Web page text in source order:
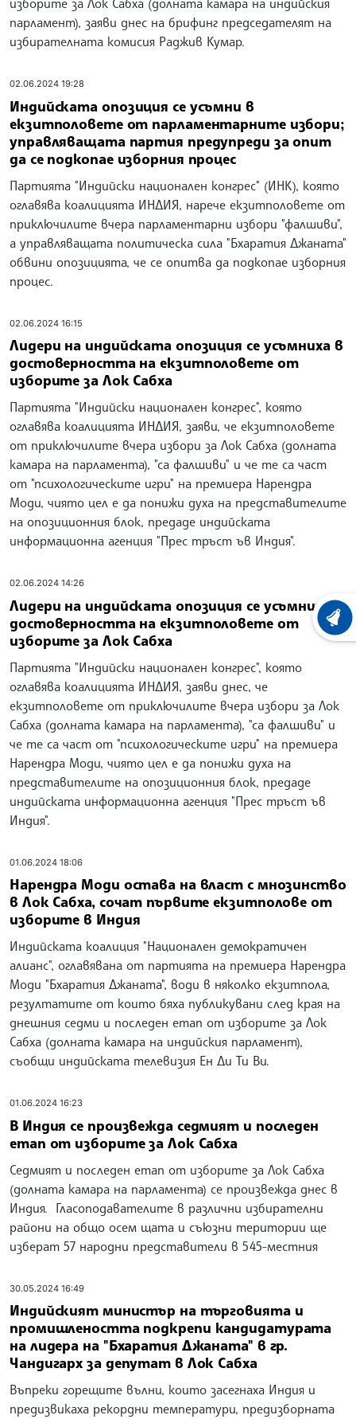
изборите за Лок Сабха (долната камара на индийския
парламент), заяви днес на брифинг председателят на
избирателната комисия Раджив Кумар.
02.06.2024 19:28
Индийската опозиция се усъмни в
екзитполовете от парламентарните избори;
управляващата партия предупреди за опит
да се подкопае изборния процес
Партията "Индийски национален конгрес" (ИНК), която
оглавява коалицията ИНДИЯ, нарече екзитполовете от
приключилите вчера парламентарни избори "фалшиви",
а управляващата политическа сила "Бхаратия Джаната"
обвини опозицията, че се опитва да подкопае изборния
процес.
02.06.2024 16:15
Лидери на индийската опозиция се усъмниха в
достоверността на екзитполовете от
изборите за Лок Сабха
Партията "Индийски национален конгрес", която
оглавява коалицията ИНДИЯ, заяви, че екзитполовете
от приключилите вчера избори за Лок Сабха (долната
камара на парламента), "са фалшиви" и че те са част
от "психологическите игри" на премиера Нарендра
Моди, чиято цел е да понижи духа на представителите
на опозиционния блок, предаде индийската
информационна агенция "Прес тръст ъв Индия".
02.06.2024 14:26
Лидери на индийската опозиция се усъмниха в
достоверността на екзитполовете от
изборите за Лок Сабха
Партията "Индийски национален конгрес", която
оглавява коалицията ИНДИЯ, заяви днес, че
екзитполовете от приключилите вчера избори за Лок
Сабха (долната камара на парламента), "са фалшиви" и
че те са част от "психологическите игри" на премиера
Нарендра Моди, чиято цел е да понижи духа на
представителите на опозиционния блок, предаде
индийската информационна агенция "Прес тръст ъв
Индия".
01.06.2024 18:06
Нарендра Моди остава на власт с мнозинство
в Лок Сабха, сочат първите екзитполове от
изборите в Индия
Индийската коалиция "Национален демократичен
алианс", оглавявана от партията на премиера Нарендра
Моди "Бхаратия Джаната", води в няколко екзитпола,
резултатите от които бяха публикувани след края на
днешния седми и последен етап от изборите за Лок
Сабха (долната камара на индийския парламент),
съобщи индийската телевизия Ен Ди Ти Ви.
01.06.2024 16:23
В Индия се произвежда седмият и последен
етап от изборите за Лок Сабха
Седмият и последен етап от изборите за Лок Сабха
(долната камара на парламента) се произвежда днес в
Индия. Гласоподавателите в различни избирателни
райони на общо осем щата и съюзни територии ще
изберат 57 народни представители в 545-местния
30.05.2024 16:49
Индийският министър на търговията и
промишлеността подкрепи кандидатурата
на лидера на "Бхаратия Джаната" в гр.
Чандигарх за депутат в Лок Сабха
Въпреки горещите вълни, които засегнаха Индия и
предизвикаха рекордни температури, предизборната